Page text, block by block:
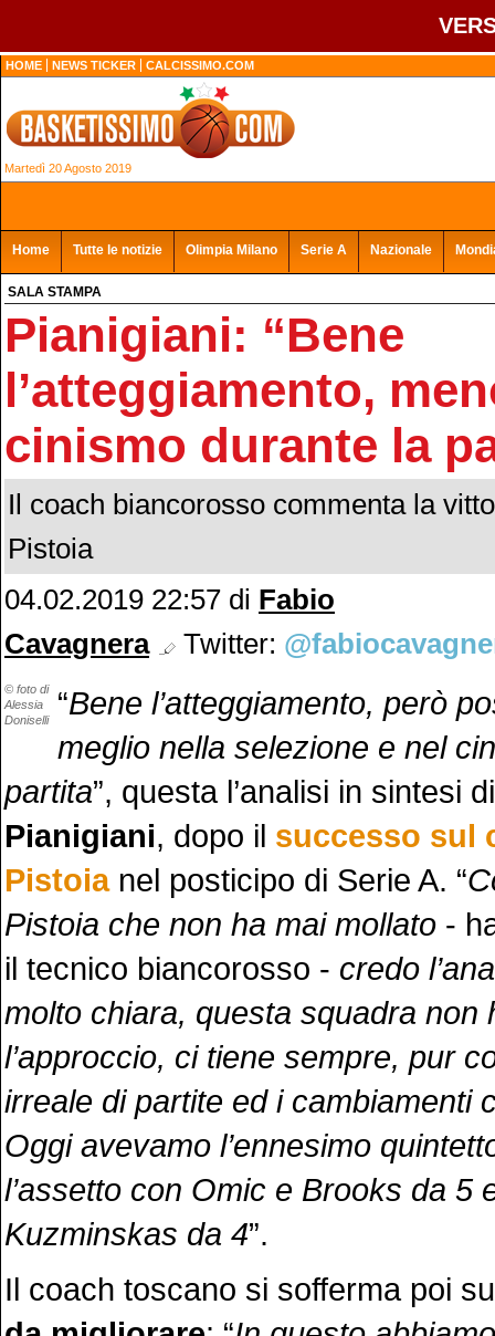
HOME NEWS TICKER CALCISSIMO.COM
Martedì 20 Agosto 2019
Home Tutte le notizie Olimpia Milano Serie A Nazionale
SALA STAMPA
Pianigiani: “Bene
l’atteggiamento,
cinismo durante la
Il coach biancorosso commenta la
Pistoia
04.02.2019 22:57 di Fabio
Cavagnera
Twitter:
© foto di
Alessia
Doniselli
“Bene l’atteggiamento, però
meglio nella selezione e nel
partita”, questa l’analisi in sintesi
Pianigiani, dopo il successo sul
Pistoianel posticipo di Serie A. “
Pistoia che non ha mai mollato -
il tecnico biancorosso - credo
molto chiara, questa squadra non
l’approccio, ci tiene sempre, pur
irreale di partite ed i cambiamenti
Oggi avevamo l’ennesimo
l’assetto con Omic e Brooks da 5
Kuzminskas da 4”.
Il coach toscano si sofferma poi